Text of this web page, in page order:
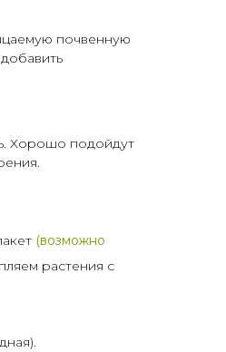
почвенную
Хорошо подойдут
.
(возможно
растения с